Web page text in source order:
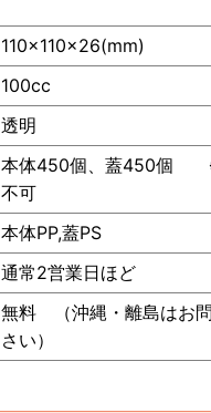
110×110×26(mm)
100cc
透明
本体450個、蓋450個 ※
不可
本体PP,蓋PS
通常2営業日ほど
無料 （沖縄・離島はお
さい）